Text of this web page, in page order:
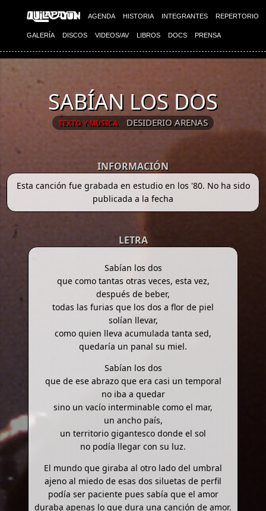
AGENDA HISTORIA INTEGRANTES REPERTORIO
GALERÍA DISCOS VIDEOS/AV LIBROS DOCS PRENSA
SABÍAN LOS DOS
TEXTO Y MÚSICA DESIDERIO ARENAS
INFORMACIÓN
Esta canción fue grabada en estudio en los '80. No ha sido
publicada a la fecha
LETRA
Sabían los dos
que como tantas otras veces, esta vez,
después de beber,
todas las furias que los dos a flor de piel
solían llevar,
como quien lleva acumulada tanta sed,
quedaría un panal su miel.
Sabían los dos
que de ese abrazo que era casi un temporal
no iba a quedar
sino un vacío interminable como el mar,
un ancho país,
un territorio gigantesco donde el sol
no podía llegar con su luz.
El mundo que giraba al otro lado del umbral
ajeno al miedo de esas dos siluetas de perfil
podía ser paciente pues sabía que el amor
duraba apenas lo que dura una canción de amor.